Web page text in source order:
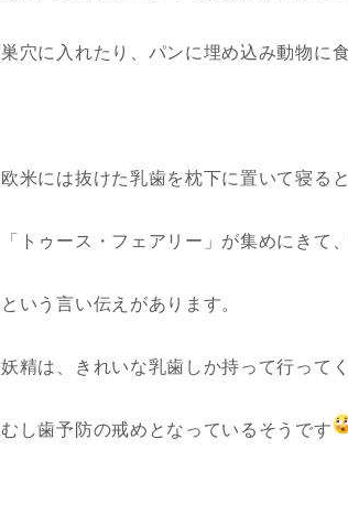
巣穴に入れたり、パンに埋め込み動物に
欧米には抜けた乳歯を枕下に置いて寝る
「トゥース・フェアリー」が集めにきて
という言い伝えがあります。
妖精は、きれいな乳歯しか持って行って
むし歯予防の戒めとなっているそうです